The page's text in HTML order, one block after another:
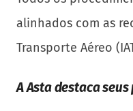
alinhados com as
Transporte Aéreo
A Asta destaca